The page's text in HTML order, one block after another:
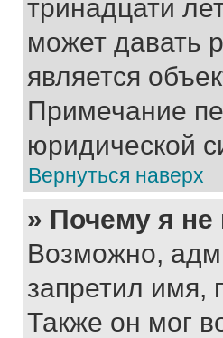
тринадцати
может давать
является
Примечание
юридической
Вернуться наверх
» Почему я не
Возможно,
запретил имя,
Также он мог